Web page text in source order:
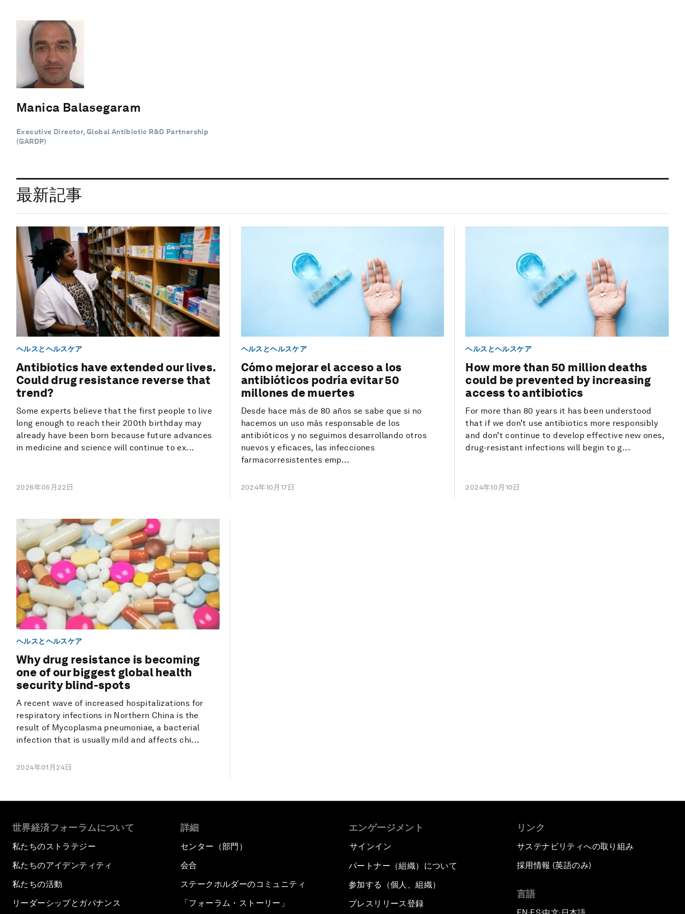
Manica Balasegaram
Executive Director, Global Antibiotic R&D Partnership
(GARDP)
最新記事
ヘルスとヘルスケア
Antibiotics have extended our lives.
Could drug resistance reverse that
trend?
Some experts believe that the first people to live
long enough to reach their 200th birthday may
already have been born because future advances
in medicine and science will continue to ex...
2026年05月22日
ヘルスとヘルスケア
Cómo mejorar el acceso a los
antibióticos podría evitar 50
millones de muertes
Desde hace más de 80 años se sabe que si no
hacemos un uso más responsable de los
antibióticos y no seguimos desarrollando otros
nuevos y eficaces, las infecciones
farmacorresistentes emp...
2024年10月17日
ヘルスとヘルスケア
How more than 50 million deaths
could be prevented by increasing
access to antibiotics
For more than 80 years it has been understood
that if we don’t use antibiotics more responsibly
and don’t continue to develop effective new ones,
drug-resistant infections will begin to g...
2024年10月10日
ヘルスとヘルスケア
Why drug resistance is becoming
one of our biggest global health
security blind-spots
A recent wave of increased hospitalizations for
respiratory infections in Northern China is the
result of Mycoplasma pneumoniae, a bacterial
infection that is usually mild and affects chi...
2024年01月24日
世界経済フォーラムについて
私たちのストラテジー
私たちのアイデンティティ
私たちの活動
リーダーシップとガバナンス
詳細
センター（部門）
会合
ステークホルダーのコミュニティ
「フォーラム・ストーリー」
エンゲージメント
サインイン
パートナー（組織）について
参加する（個人、組織）
プレスリリース登録
リンク
サステナビリティへの取り組み
採用情報 (英語のみ)
言語
▪ ▪ ▪